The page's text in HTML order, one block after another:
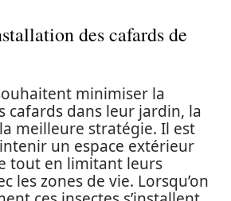
des cafards de
minimiser la
cafards dans leur jardin, la
meilleure stratégie. Il est
un espace extérieur
tout en limitant leurs
les zones de vie. Lorsqu’on